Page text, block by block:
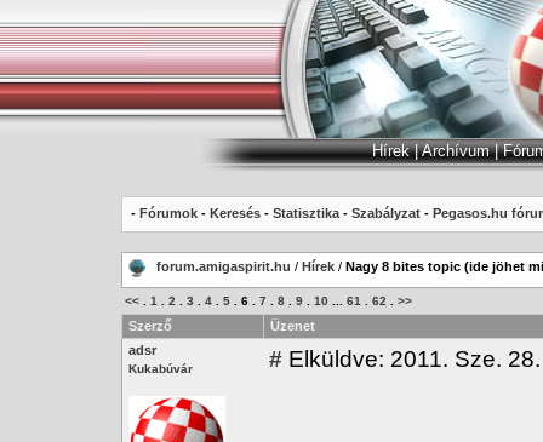
Hírek|Archívum|
- Fórumok - Keresés - Statisztika - Szabályzat - Pegasos.hu
forum.amigaspirit.hu / Hírek / Nagy 8 bites topic (ide jöhet
<< 1 2 3 4 5 6 7 8 9 10 61 62 >>
Szerző
Üzenet
adsr
Kukabúvár # Elküldve: 2011. Sze.